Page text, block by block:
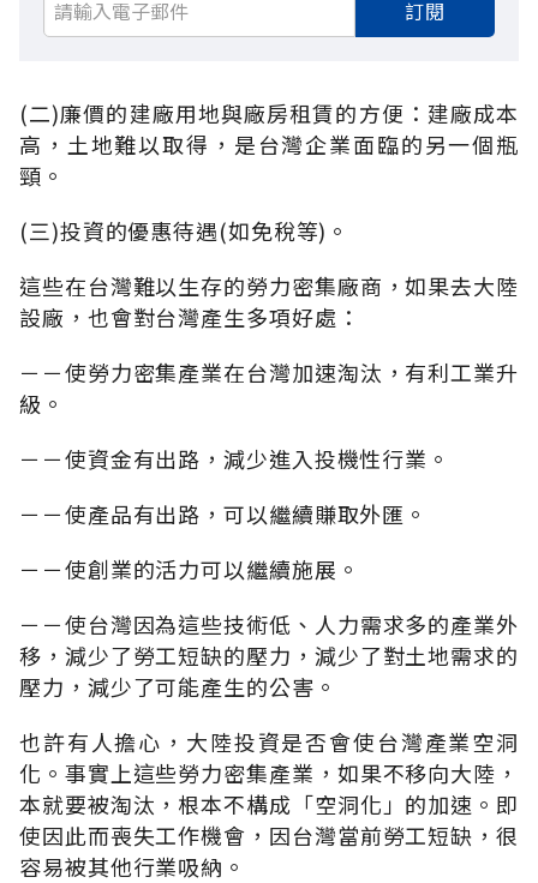
訂閱
(二)廉價的建廠用地與廠房租賃的方便：建廠成本
高，土地難以取得，是台灣企業面臨的另一個瓶
頸。
(三)投資的優惠待遇(如免稅等)。
這些在台灣難以生存的勞力密集廠商，如果去大陸
設廠，也會對台灣產生多項好處：
－－使勞力密集產業在台灣加速淘汰，有利工業升
級。
－－使資金有出路，減少進入投機性行業。
－－使產品有出路，可以繼續賺取外匯。
－－使創業的活力可以繼續施展。
－－使台灣因為這些技術低、人力需求多的產業外
移，減少了勞工短缺的壓力，減少了對土地需求的
壓力，減少了可能產生的公害。
也許有人擔心，大陸投資是否會使台灣產業空洞
化。事實上這些勞力密集產業，如果不移向大陸，
本就要被淘汰，根本不構成「空洞化」的加速。即
使因此而喪失工作機會，因台灣當前勞工短缺，很
容易被其他行業吸納。